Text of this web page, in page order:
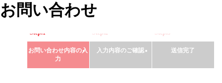
お問い合わせ
Step.1
お問い合わせ内容の入
力
Step.2
入力内容のご確認
Step.3
送信完了